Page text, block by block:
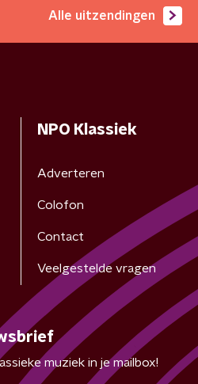
Alle uitzendingen
NPO Klassiek
Adverteren
Colofon
Contact
Veelgestelde vragen
muziek in je mailbox!